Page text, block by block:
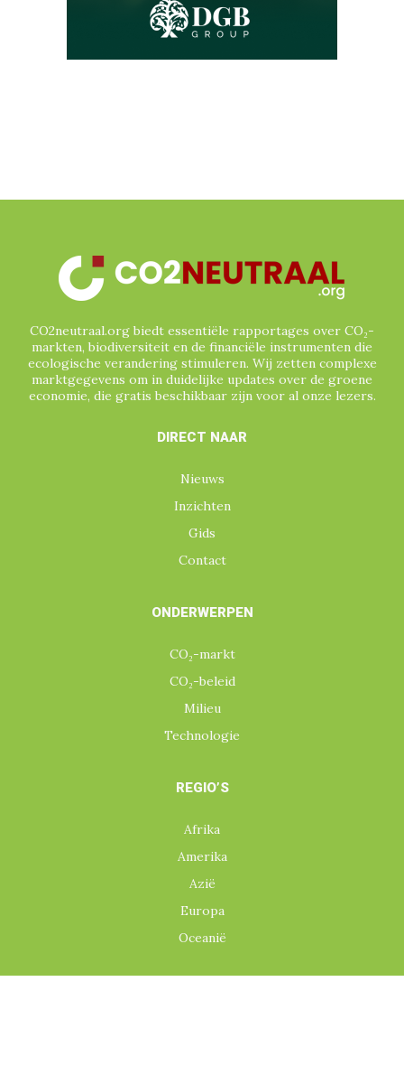
NATUURPROJECTEN
NETFLIX
OEGANDA
ONTBOSSING
OVERHEID
PAKISTAN
VERENIGDE NATIES
VERENIGDE STATEN
VERRA
VIETNAM
WATERCERTIFICATEN
ZUID-AFRIKA
ZUID-AMERIKA
CO2neutraal.org biedt essentiële rapportages over CO₂-
markten, biodiversiteit en de financiële instrumenten die
ecologische verandering stimuleren. Wij zetten complexe
marktgegevens om in duidelijke updates over de groene
economie, die gratis beschikbaar zijn voor al onze lezers.
DIRECT NAAR
Nieuws
Inzichten
Gids
Contact
ONDERWERPEN
CO₂-markt
CO₂-beleid
Milieu
Technologie
REGIO’S
Afrika
Amerika
Azië
Europa
Oceanië